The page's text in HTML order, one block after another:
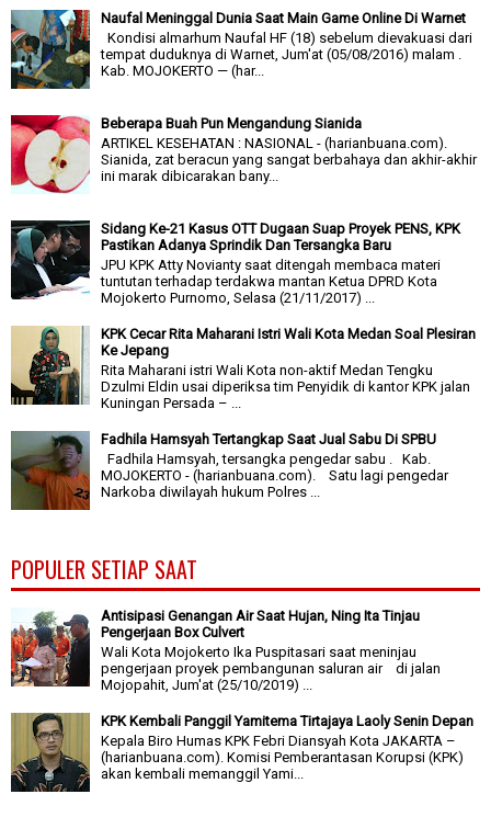
Naufal Meninggal Dunia Saat Main Game Online Di Warnet
Kondisi almarhum Naufal HF (18) sebelum dievakuasi dari
tempat duduknya di Warnet, Jum'at (05/08/2016) malam .
Kab. MOJOKERTO — (har...
Beberapa Buah Pun Mengandung Sianida
ARTIKEL KESEHATAN : NASIONAL - (harianbuana.com).
Sianida, zat beracun yang sangat berbahaya dan akhir-akhir
ini marak dibicarakan bany...
Sidang Ke-21 Kasus OTT Dugaan Suap Proyek PENS, KPK
Pastikan Adanya Sprindik Dan Tersangka Baru
JPU KPK Atty Novianty saat ditengah membaca materi
tuntutan terhadap terdakwa mantan Ketua DPRD Kota
Mojokerto Purnomo, Selasa (21/11/2017) ...
KPK Cecar Rita Maharani Istri Wali Kota Medan Soal Plesiran
Ke Jepang
Rita Maharani istri Wali Kota non-aktif Medan Tengku
Dzulmi Eldin usai diperiksa tim Penyidik di kantor KPK jalan
Kuningan Persada – ...
Fadhila Hamsyah Tertangkap Saat Jual Sabu Di SPBU
Fadhila Hamsyah, tersangka pengedar sabu . Kab.
MOJOKERTO - (harianbuana.com). Satu lagi pengedar
Narkoba diwilayah hukum Polres ...
POPULER SETIAP SAAT
Antisipasi Genangan Air Saat Hujan, Ning Ita Tinjau
Pengerjaan Box Culvert
Wali Kota Mojokerto Ika Puspitasari saat meninjau
pengerjaan proyek pembangunan saluran air di jalan
Mojopahit, Jum'at (25/10/2019) ...
KPK Kembali Panggil Yamitema Tirtajaya Laoly Senin Depan
Kepala Biro Humas KPK Febri Diansyah Kota JAKARTA –
(harianbuana.com). Komisi Pemberantasan Korupsi (KPK)
akan kembali memanggil Yami...